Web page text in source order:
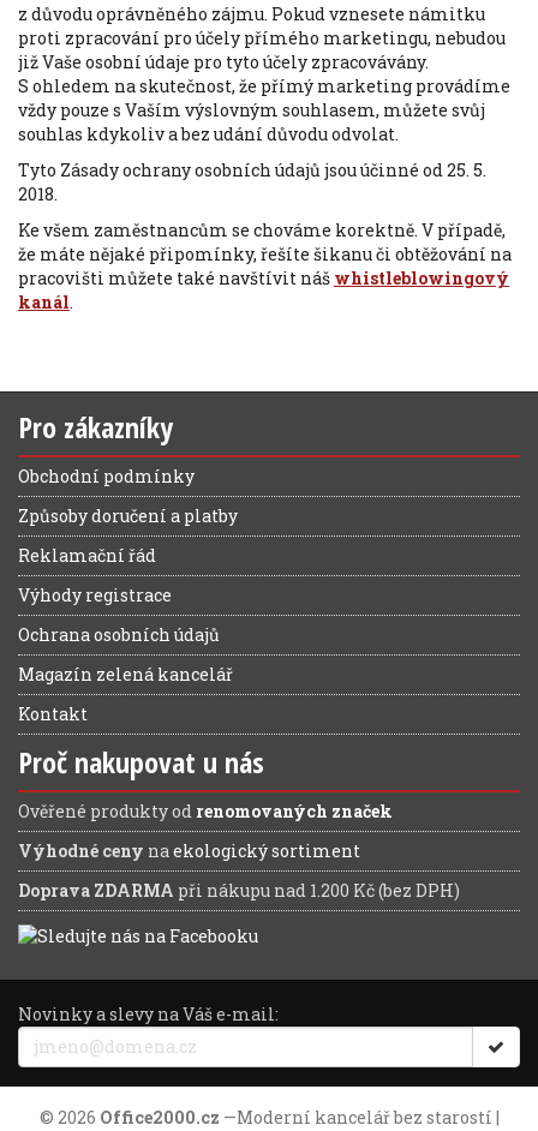
z důvodu oprávněného zájmu. Pokud vznesete námitku
proti zpracování pro účely přímého marketingu, nebudou
již Vaše osobní údaje pro tyto účely zpracovávány.
S ohledem na skutečnost, že přímý marketing provádíme
vždy pouze s Vaším výslovným souhlasem, můžete svůj
souhlas kdykoliv a bez udání důvodu odvolat.
Tyto Zásady ochrany osobních údajů jsou účinné od 25. 5.
2018.
Ke všem zaměstnancům se chováme korektně. V případě,
že máte nějaké připomínky, řešíte šikanu či obtěžování na
pracovišti můžete také navštívit náš whistleblowingový
kanál.
Pro zákazníky
Obchodní podmínky
Způsoby doručení a platby
Reklamační řád
Výhody registrace
Ochrana osobních údajů
Magazín zelená kancelář
Kontakt
Proč nakupovat u nás
Ověřené produkty od renomovaných značek
Výhodné ceny naekologický sortiment
Doprava ZDARMA při nákupu nad 1.200 Kč (bez DPH)
Novinky a slevy na Váš e-mail:
© 2026 Office2000.cz —Moderní kancelář bez starostí |